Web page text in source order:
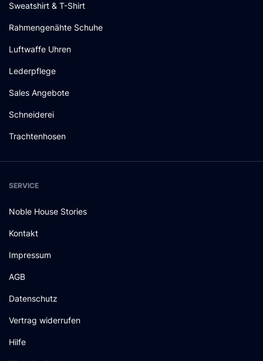
Sweatshirt & T-Shirt
Rahmengenähte Schuhe
Luftwaffe Uhren
Lederpflege
Sales Angebote
Schneiderei
Trachtenhosen
SERVICE
Noble House Stories
Kontakt
Impressum
AGB
Datenschutz
Vertrag widerrufen
Hilfe